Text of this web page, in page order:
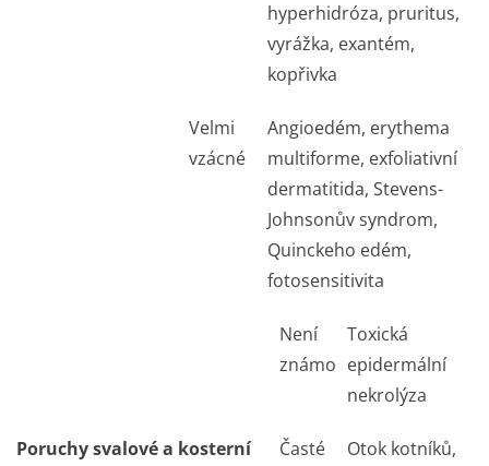
hyperhidróza, pruritus,
vyrážka, exantém,
kopřivka
Velmi
vzácné
Angioedém, erythema
multiforme, exfoliativní
dermatitida, Stevens-
Johnsonův syndrom,
Quinckeho edém,
fotosensitivita
Není
známo
Toxická
epidermální
nekrolýza
Poruchy svalové a kosterní
Časté
Otok kotníků,